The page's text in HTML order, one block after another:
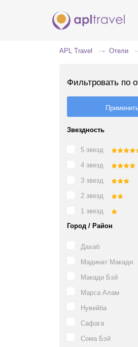
APL Travel Отели
Фильтровать по
Звездность
5 звезд
4 звезд
3 звезд
2 звезд
1 звезд
Город / Район
Дахаб
Мадинат Макади
Макади Бэй
Марса Алам
Нувейба
Сафага
Сома Бэй